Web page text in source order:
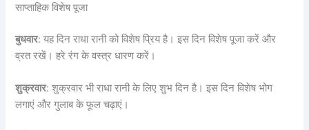
साप्ताहिक विशेष पूजा
बुधवार: यह दिन राधा रानी को विशेष प्रिय है। इस दिन विशेष पूजा करें और
व्रत रखें। हरे रंग के वस्त्र धारण करें।
शुक्रवार: शुक्रवार भी राधा रानी के लिए शुभ दिन है। इस दिन विशेष भोग
लगाएं और गुलाब के फूल चढ़ाएं।